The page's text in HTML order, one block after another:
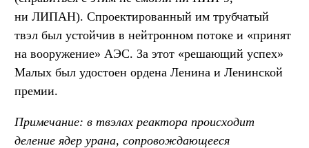
ни ЛИПАН). Спроектированный им трубчатый
твэл был устойчив в нейтронном потоке и «принят
на вооружение» АЭС. За этот «решающий успех»
Малых был удостоен ордена Ленина и Ленинской
премии.
Примечание: в твэлах реактора происходит
деление ядер урана, сопровождающееся